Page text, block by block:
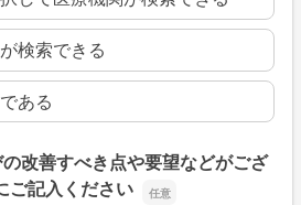
検索できる
ある
改善すべき点や要望などがござ
ご記入ください